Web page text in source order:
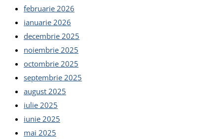
februarie 2026
ianuarie 2026
decembrie 2025
noiembrie 2025
octombrie 2025
septembrie 2025
august 2025
iulie 2025
iunie 2025
mai 2025